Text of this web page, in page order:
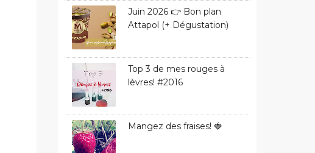
Juin 2026 👉 Bon plan
Attapol (+ Dégustation)
Top 3 de mes rouges à
lèvres! #2016
Mangez des fraises! 🍓